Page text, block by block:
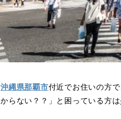
沖縄県那覇市付近でお住いの方
からない？？」と困っている方は